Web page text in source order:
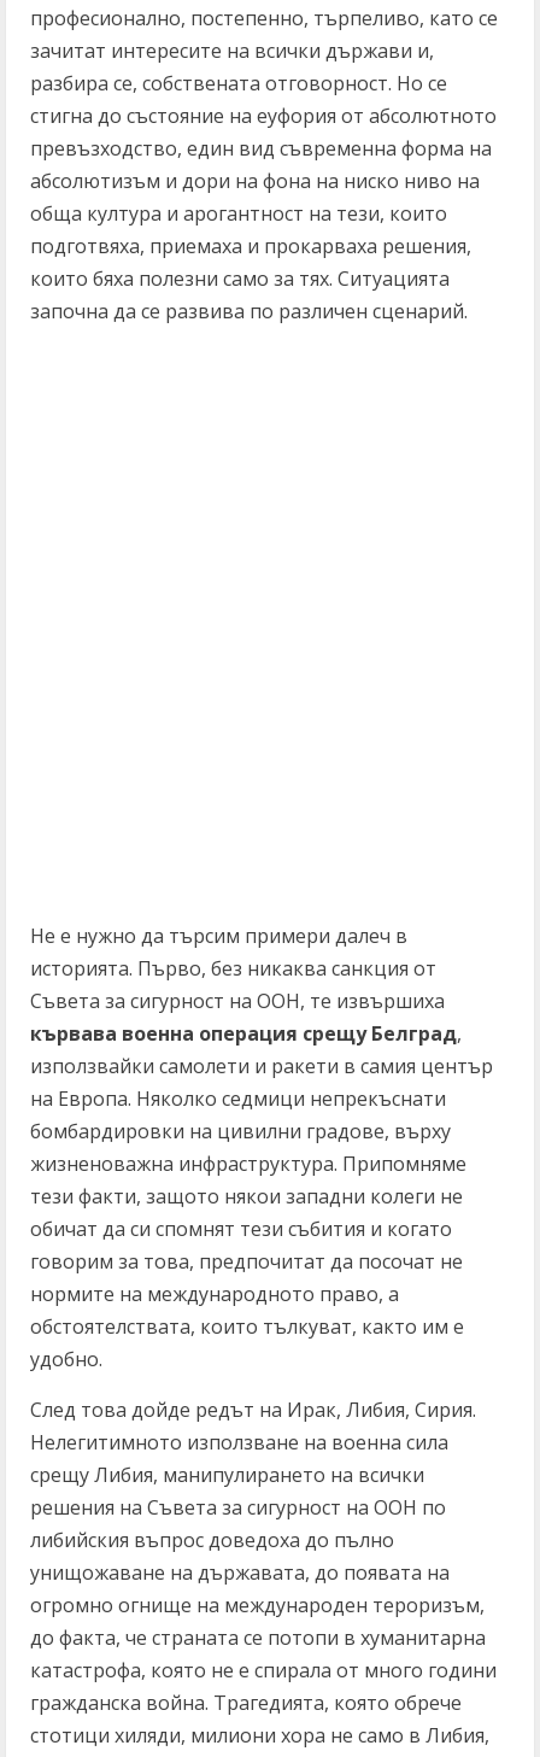
професионално, постепенно, търпеливо, като се
зачитат интересите на всички държави и,
разбира се, собствената отговорност. Но се
стигна до състояние на еуфория от абсолютното
превъзходство, един вид съвременна форма на
абсолютизъм и дори на фона на ниско ниво на
обща култура и арогантност на тези, които
подготвяха, приемаха и прокарваха решения,
които бяха полезни само за тях. Ситуацията
започна да се развива по различен сценарий.
Не е нужно да търсим примери далеч в
историята. Първо, без никаква санкция от
Съвета за сигурност на ООН, те извършиха
кървава военна операция срещу Белград,
използвайки самолети и ракети в самия център
на Европа. Няколко седмици непрекъснати
бомбардировки на цивилни градове, върху
жизненоважна инфраструктура. Припомняме
тези факти, защото някои западни колеги не
обичат да си спомнят тези събития и когато
говорим за това, предпочитат да посочат не
нормите на международното право, а
обстоятелствата, които тълкуват, както им е
удобно.
След това дойде редът на Ирак, Либия, Сирия.
Нелегитимното използване на военна сила
срещу Либия, манипулирането на всички
решения на Съвета за сигурност на ООН по
либийския въпрос доведоха до пълно
унищожаване на държавата, до появата на
огромно огнище на международен тероризъм,
до факта, че страната се потопи в хуманитарна
катастрофа, която не е спирала от много години
гражданска война. Трагедията, която обрече
стотици хиляди, милиони хора не само в Либия,